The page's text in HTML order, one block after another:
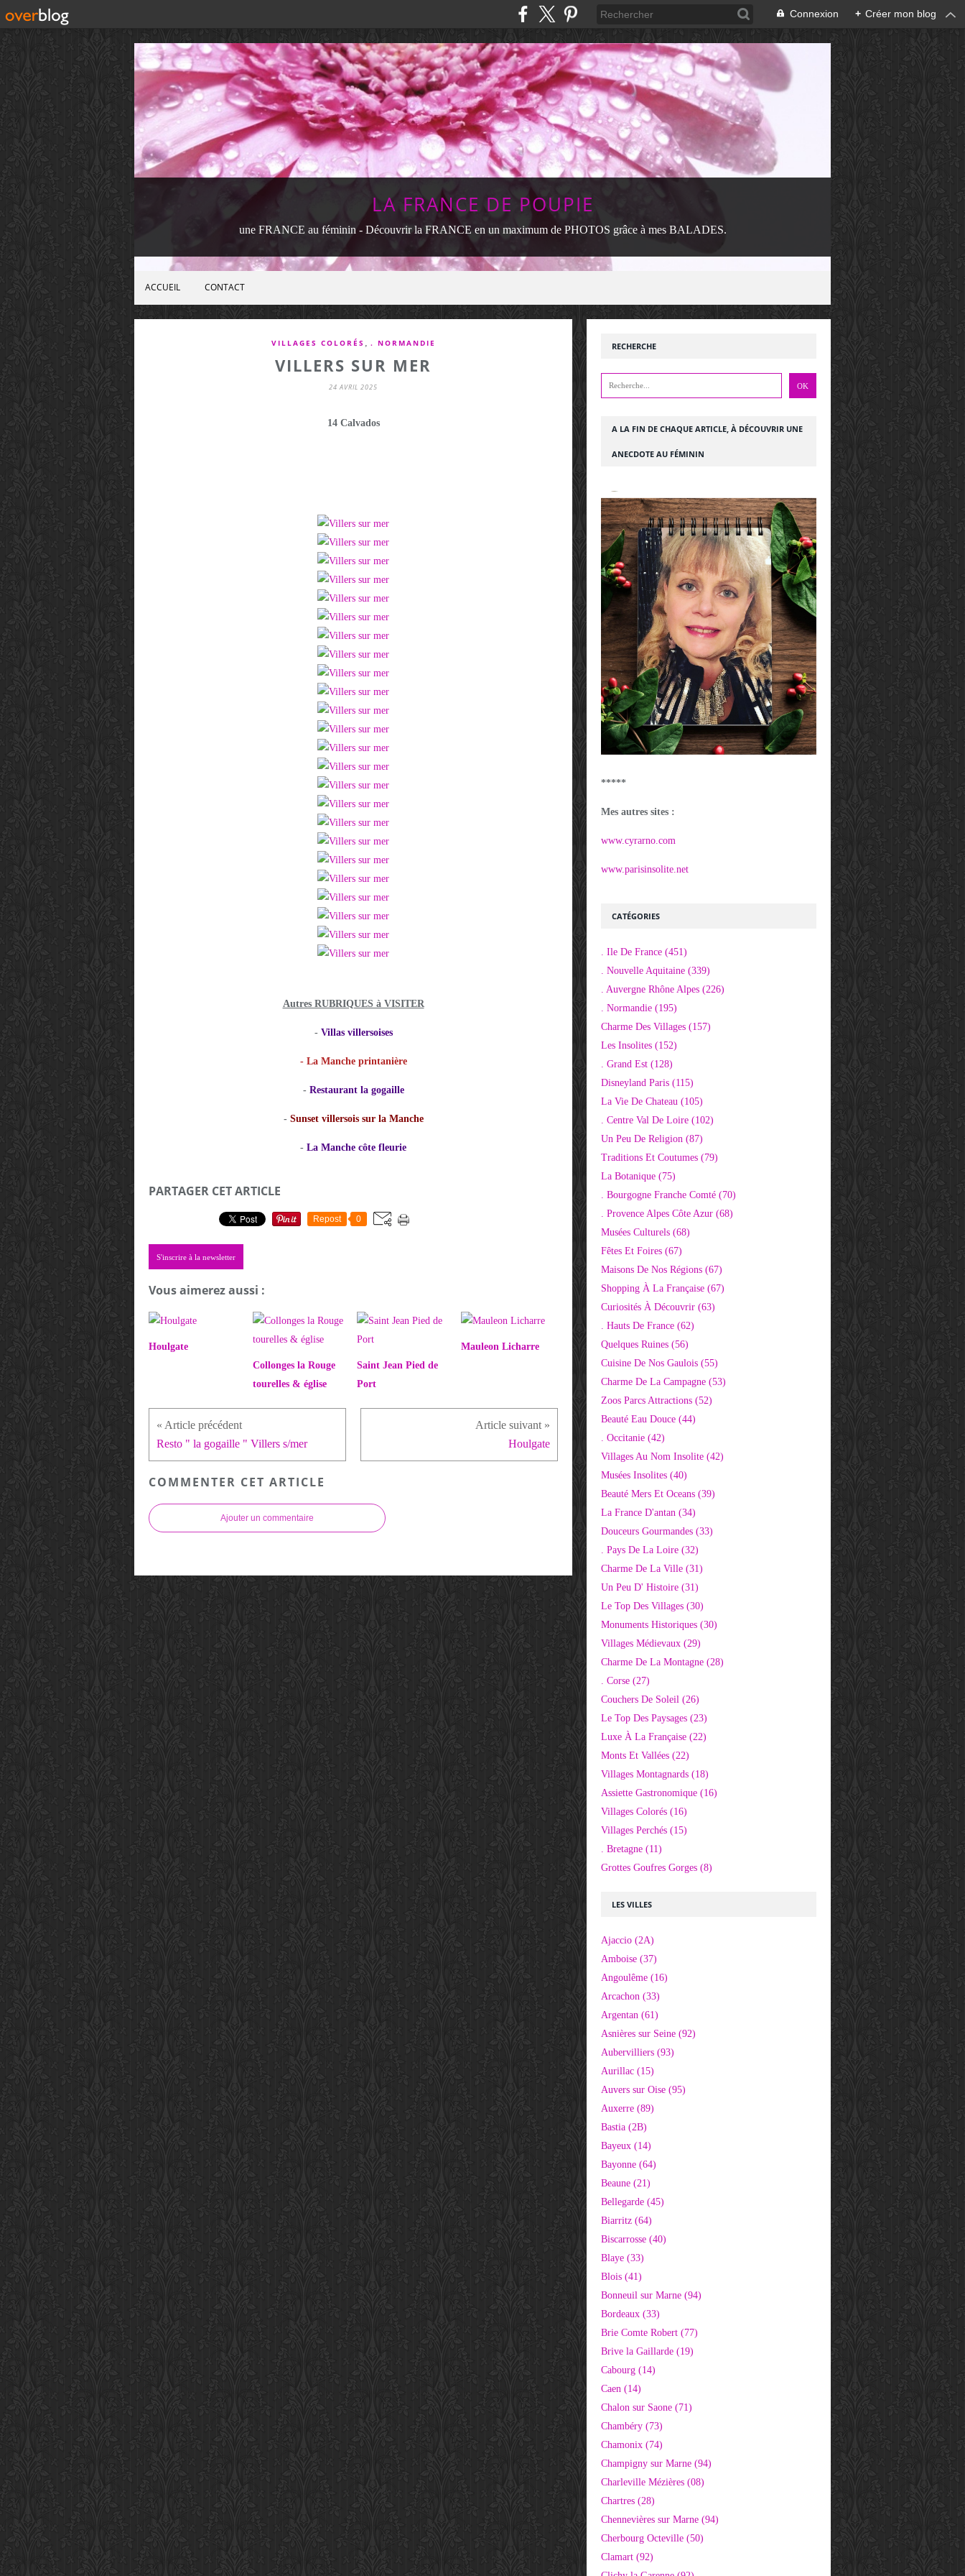
Connexion + Créer mon blog
LA FRANCE DE POUPIE
une FRANCE au féminin - Découvrir la FRANCE en un maximum de PHOTOS grâce à mes BALADES.
ACCUEIL CONTACT
VILLAGES COLORÉS . NORMANDIE
VILLERS SUR MER
24 AVRIL 2025
14 Calvados
Autres RUBRIQUES à VISITER
- Villas villersoises
-La Manche printanière
-Restaurant la gogaille
-Sunset villersois sur la Manche
- La Manche côte fleurie
PARTAGER CET ARTICLE
Repost 0
S'inscrire à la newsletter
Vous aimerez aussi :
Houlgate
Collonges la Rouge
tourelles & église
Saint Jean Pied de
Port
Mauleon Licharre
Resto " la gogaille " Villers s/mer Houlgate
COMMENTER CET ARTICLE
Ajouter un commentaire
RECHERCHE
LES VILLES
Ajaccio (2A)
Amboise (37)
Angoulême (16)
Arcachon (33)
Argentan (61)
Asnières sur Seine (92)
Aubervilliers (93)
Aurillac (15)
Auvers sur Oise (95)
Auxerre (89)
Bastia (2B)
Bayeux (14)
Bayonne (64)
Beaune (21)
Bellegarde (45)
Biarritz (64)
Biscarrosse (40)
Blaye (33)
Blois (41)
Bonneuil sur Marne (94)
Bordeaux (33)
Brie Comte Robert (77)
Brive la Gaillarde (19)
Cabourg (14)
Caen (14)
Chalon sur Saone (71)
Chambéry (73)
Chamonix (74)
Champigny sur Marne (94)
Charleville Mézières (08)
Chartres (28)
Chennevières sur Marne (94)
Cherbourg Octeville (50)
Clamart (92)
CATÉGORIES
. Ile De France (451)
. Nouvelle Aquitaine (339)
. Auvergne Rhône Alpes (226)
. Normandie (195)
Charme Des Villages (157)
Les Insolites (152)
. Grand Est (128)
Disneyland Paris (115)
La Vie De Chateau (105)
. Centre Val De Loire (102)
Un Peu De Religion (87)
Traditions Et Coutumes (79)
La Botanique (75)
. Bourgogne Franche Comté (70)
. Provence Alpes Côte Azur (68)
Musées Culturels (68)
Fêtes Et Foires (67)
Maisons De Nos Régions (67)
Shopping À La Française (67)
Curiosités À Découvrir (63)
. Hauts De France (62)
Quelques Ruines (56)
Cuisine De Nos Gaulois (55)
Charme De La Campagne (53)
Zoos Parcs Attractions (52)
Beauté Eau Douce (44)
. Occitanie (42)
Villages Au Nom Insolite (42)
Musées Insolites (40)
Beauté Mers Et Oceans (39)
La France D'antan (34)
Douceurs Gourmandes (33)
. Pays De La Loire (32)
Charme De La Ville (31)
Un Peu D' Histoire (31)
Le Top Des Villages (30)
Monuments Historiques (30)
Villages Médievaux (29)
Charme De La Montagne (28)
. Corse (27)
Couchers De Soleil (26)
Le Top Des Paysages (23)
Luxe À La Française (22)
Monts Et Vallées (22)
Villages Montagnards (18)
Assiette Gastronomique (16)
Villages Colorés (16)
Villages Perchés (15)
. Bretagne (11)
Grottes Goufres Gorges (8)
A LA FIN DE CHAQUE ARTICLE, À DÉCOUVRIR UNE
ANECDOTE AU FÉMININ
*****
Mes autres sites :
www.cyrarno.com
www.parisinsolite.net